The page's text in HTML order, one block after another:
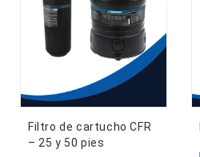
Filtro de cartucho CFR
– 25 y 50 pies